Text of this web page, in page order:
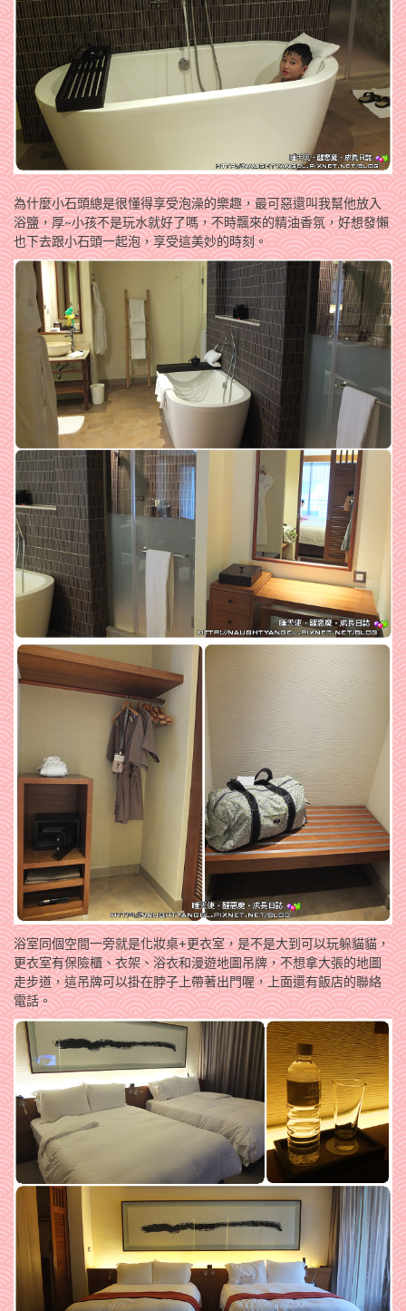
為什麼小石頭總是很懂得享受泡澡的樂趣，最可惡還叫我幫他放入
浴鹽，厚~小孩不是玩水就好了嗎，不時飄來的精油香氛，好想發懶
也下去跟小石頭一起泡，享受這美妙的時刻。
浴室同個空間一旁就是化妝桌+更衣室，是不是大到可以玩躲貓貓，
更衣室有保險櫃、衣架、浴衣和漫遊地圖吊牌，不想拿大張的地圖
走步道，這吊牌可以掛在脖子上帶著出門喔，上面還有飯店的聯絡
電話。